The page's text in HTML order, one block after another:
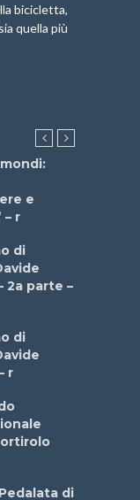
bicicletta,
quella più
e
– r
di
2a parte –
di
r
di